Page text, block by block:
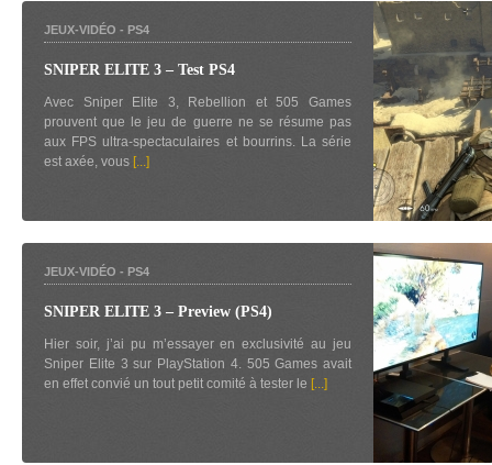
JEUX-VIDÉO - PS4
SNIPER ELITE 3 – Test PS4
Avec Sniper Elite 3, Rebellion et 505 Games
prouvent que le jeu de guerre ne se résume pas
aux FPS ultra-spectaculaires et bourrins. La série
est axée, vous [...]
JEUX-VIDÉO - PS4
SNIPER ELITE 3 – Preview (PS4)
Hier soir, j’ai pu m’essayer en exclusivité au jeu
Sniper Elite 3 sur PlayStation 4. 505 Games avait
en effet convié un tout petit comité à tester le [...]